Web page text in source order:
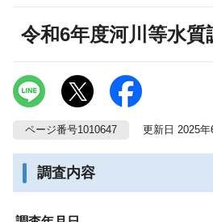
令和6年度河川等水質
ページ番号1010647 更新日 2025年
調査内容